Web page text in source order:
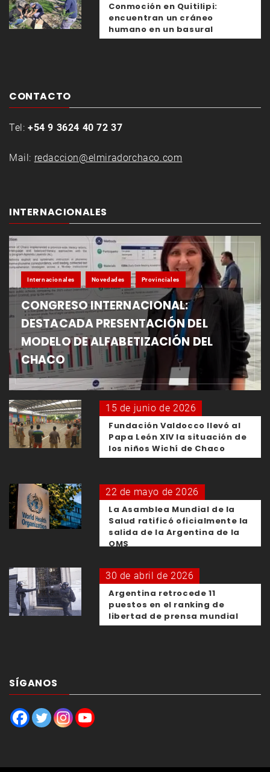
Conmoción en Quitilipi:
encuentran un cráneo
humano en un basural
CONTACTO
Tel: +54 9 3624 40 72 37
Mail: redaccion@elmiradorchaco.com
INTERNACIONALES
Internacionales Novedades Provinciales
CONGRESO INTERNACIONAL:
DESTACADA PRESENTACIÓN DEL
MODELO DE ALFABETIZACIÓN DEL
CHACO
15 de junio de 2026
Fundación Valdocco llevó al
Papa León XIV la situación de
los niños Wichí de Chaco
22 de mayo de 2026
La Asamblea Mundial de la
Salud ratificó oficialmente la
salida de la Argentina de la
OMS
30 de abril de 2026
Argentina retrocede 11
puestos en el ranking de
libertad de prensa mundial
SÍGANOS